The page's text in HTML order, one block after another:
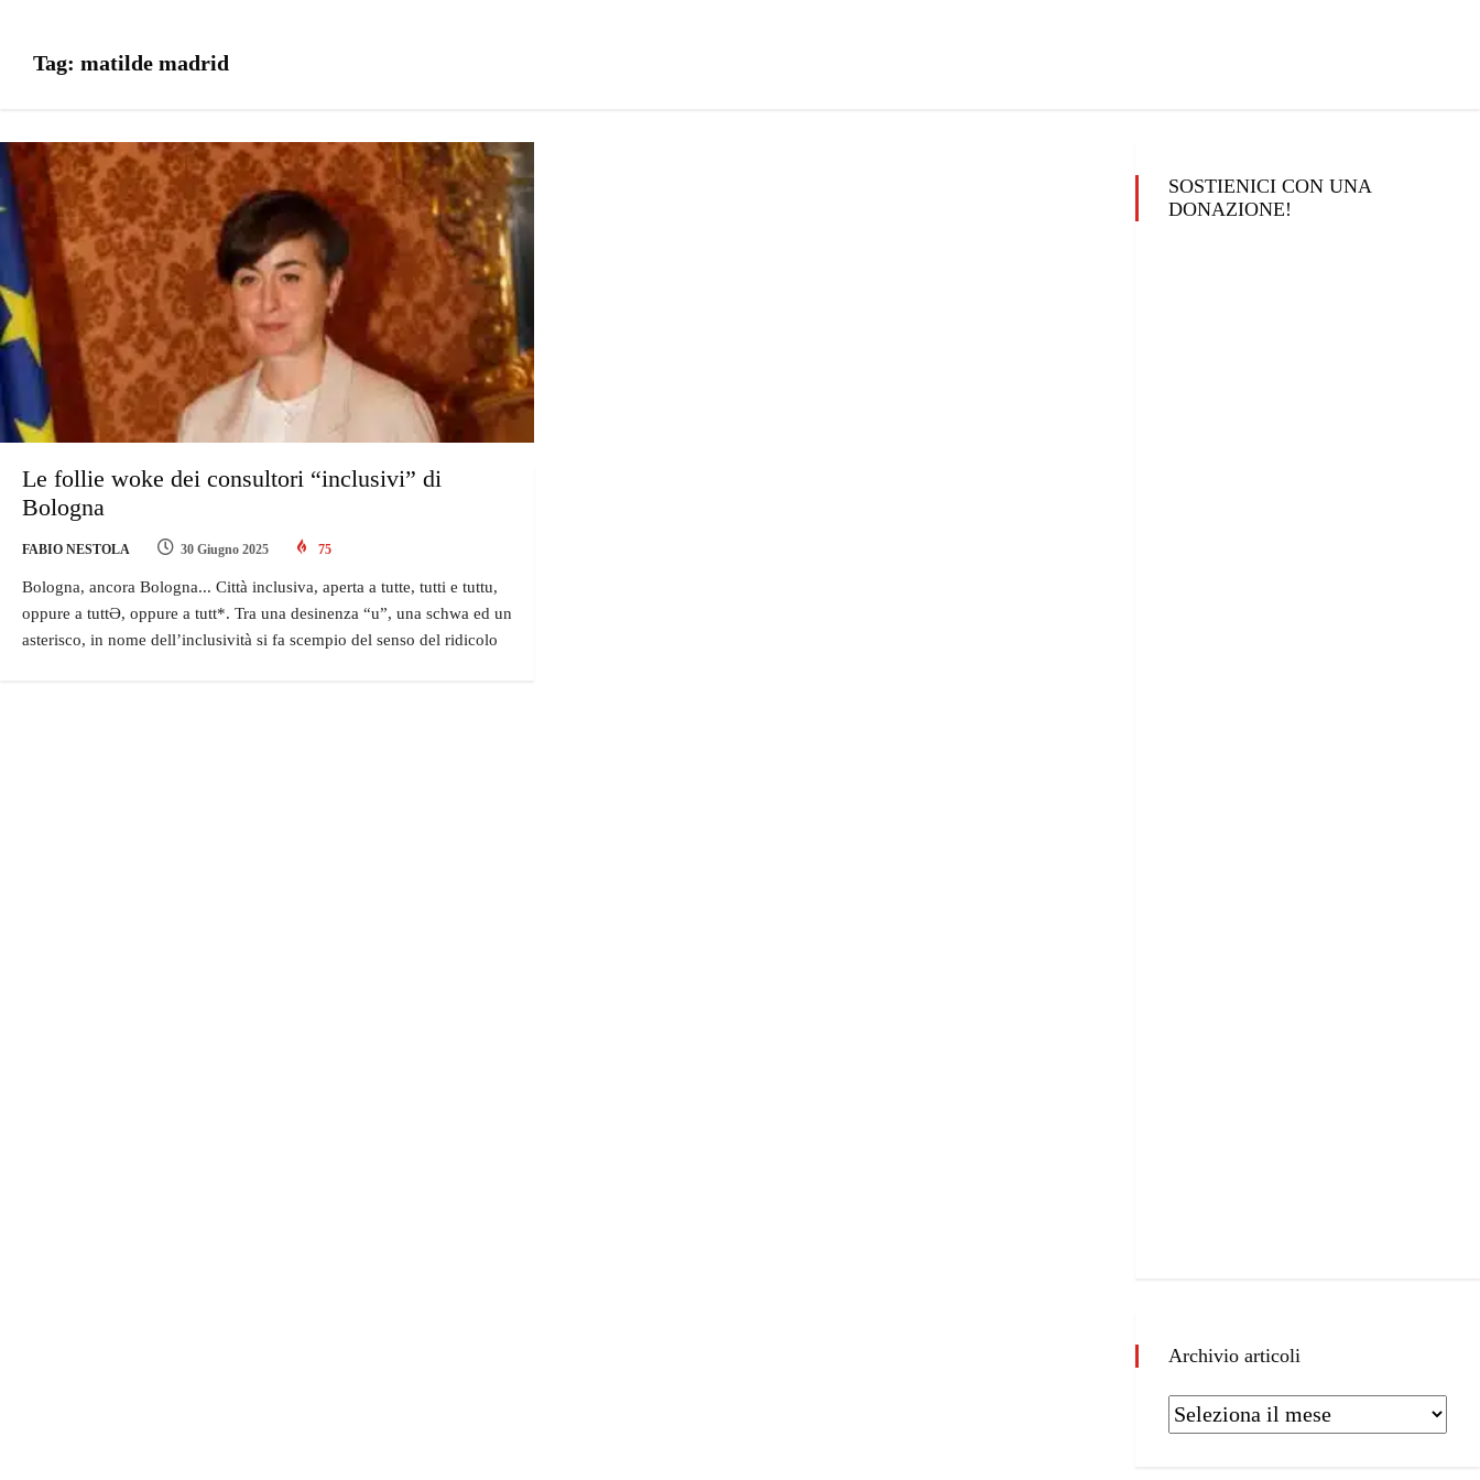
Tag: matilde madrid
Le follie woke dei consultori “inclusivi” di
Bologna
FABIO NESTOLA 30 Giugno 2025 75
Bologna, ancora Bologna... Città inclusiva, aperta a tutte, tutti e tuttu,
oppure a tuttƏ, oppure a tutt*. Tra una desinenza “u”, una schwa ed un
asterisco, in nome dell’inclusività si fa scempio del senso del ridicolo
SOSTIENICI CON UNA
DONAZIONE!
Archivio articoli